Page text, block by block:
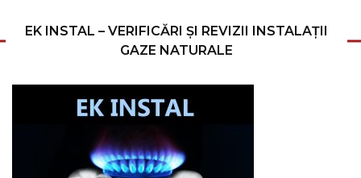
EK INSTAL – VERIFICĂRI ȘI REVIZII INSTALAȚII
GAZE NATURALE